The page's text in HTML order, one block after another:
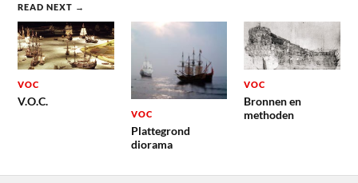
READ NEXT →
VOC
V.O.C.
VOC
Plattegrond
diorama
VOC
Bronnen en
methoden